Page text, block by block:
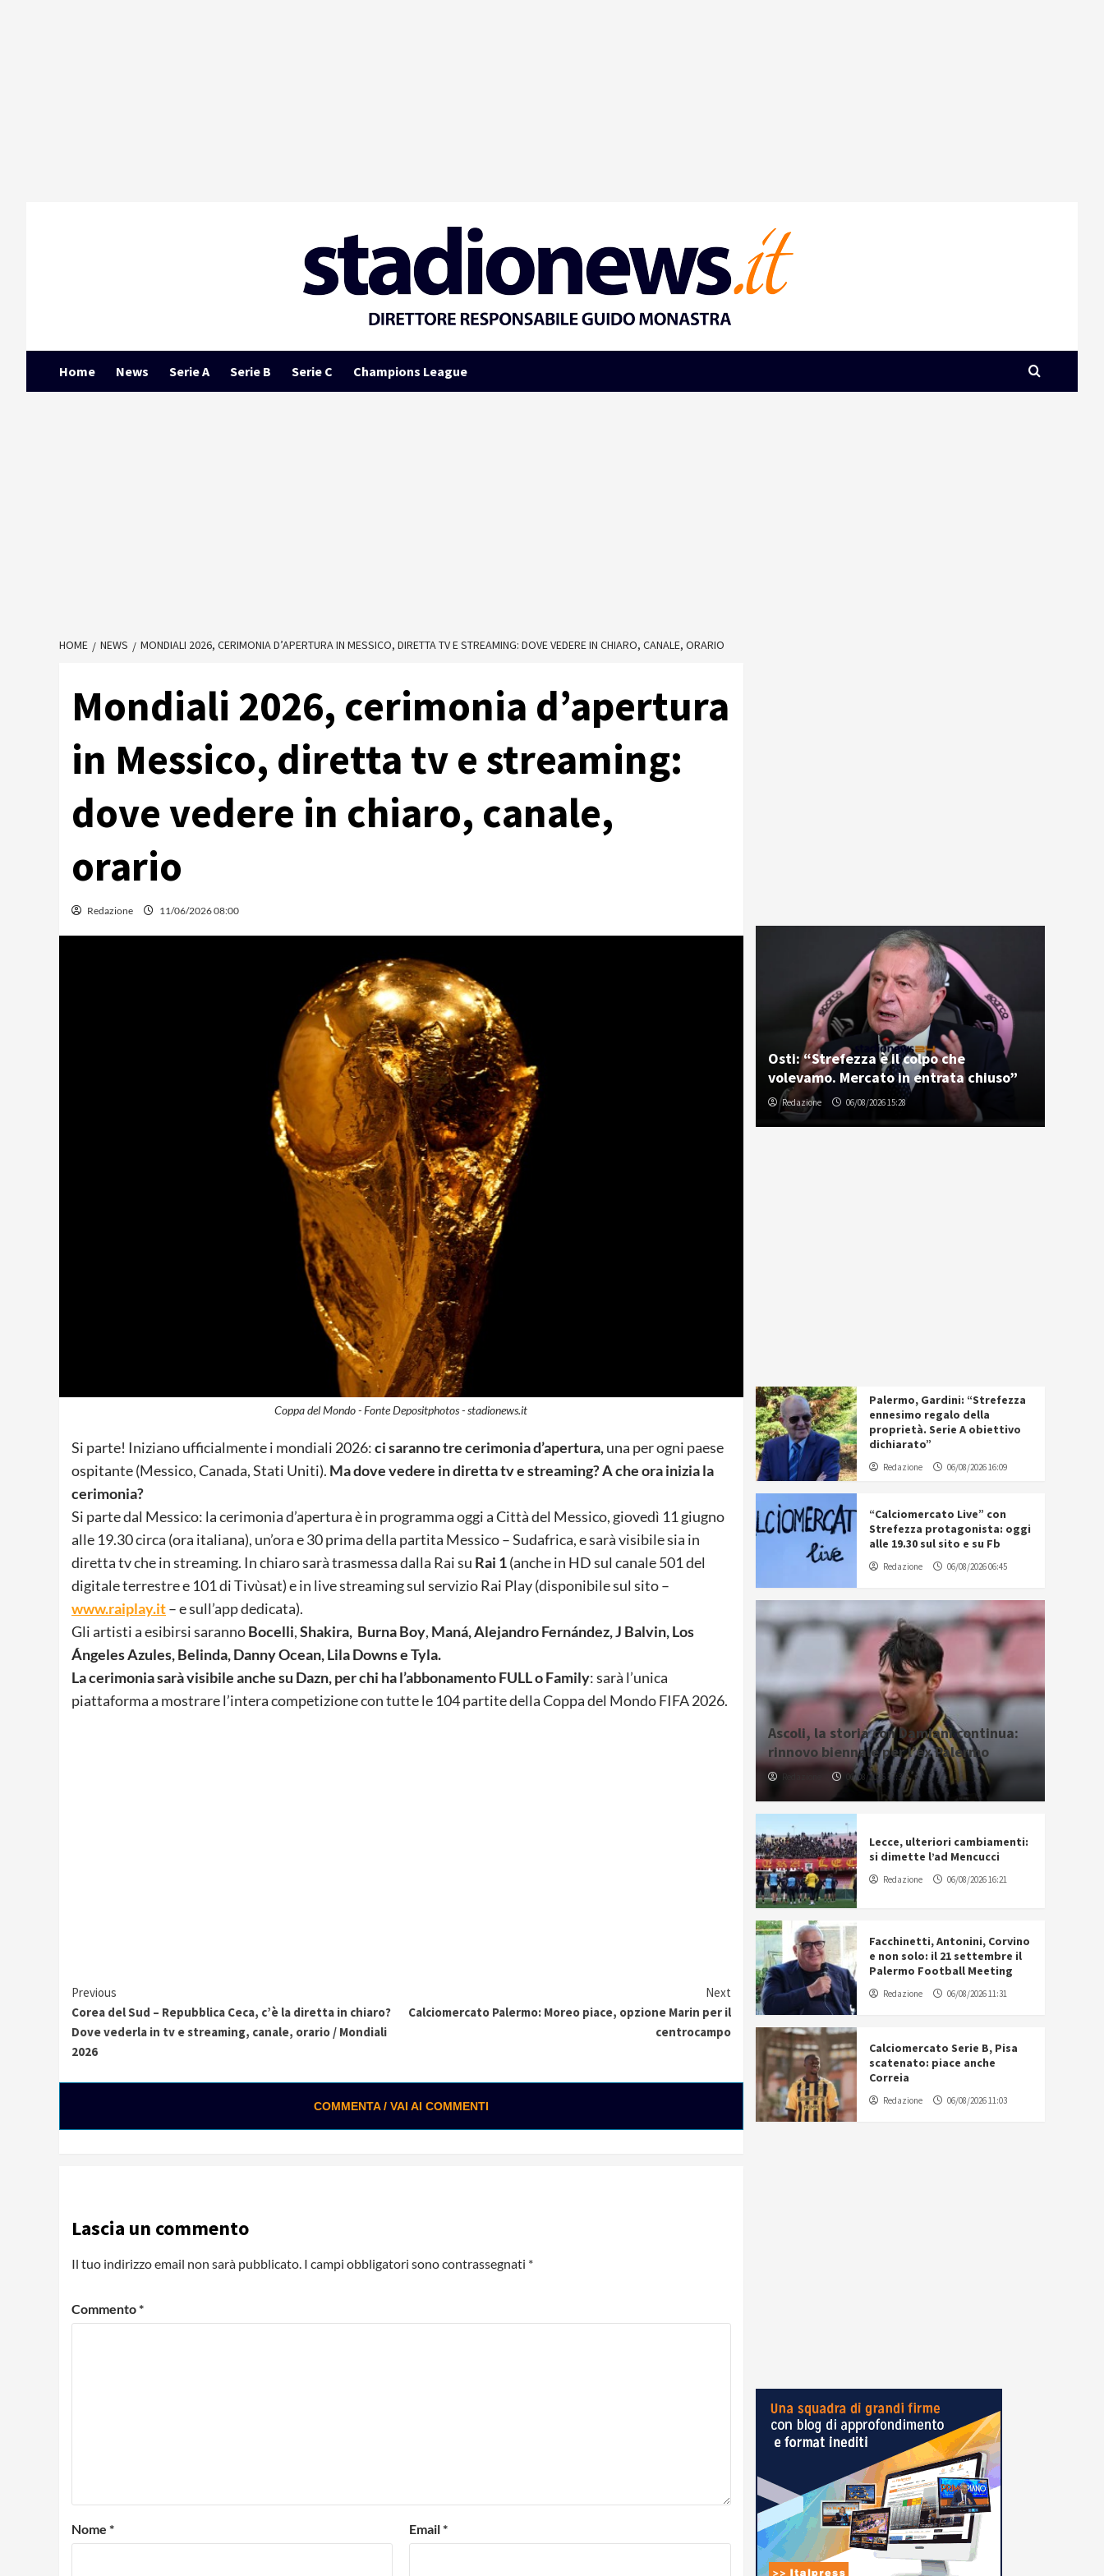
Home News Serie A Serie B Serie C Champions League
HOME NEWS MONDIALI 2026, CERIMONIA D’APERTURA IN MESSICO, DIRETTA TV E STREAMING: DOVE VEDERE IN CHIARO, CANALE, ORARIO
Mondiali 2026, cerimonia d’apertura
in Messico, diretta tv e streaming:
dove vedere in chiaro, canale,
orario
Redazione 11/06/2026 08:00
Coppa del Mondo - Fonte Depositphotos - stadionews.it
Si parte! Iniziano ufficialmente i mondiali 2026:ci saranno trecerimonia d’apertura,una per ogni paese
ospitante (Messico, Canada, Stati Uniti). Ma dove vedere in diretta tv e streaming? A che ora inizia la
cerimonia?
Si parte dal Messico: la cerimonia d’apertura è in programma oggi a Città del Messico, giovedì 11 giugno
alle 19.30 circa (ora italiana), un’ora e 30 prima della partita Messico – Sudafrica, e sarà visibile sia in
diretta tv che in streaming. In chiaro sarà trasmessa dalla Rai su Rai 1(anche in HD sul canale 501 del
digitale terrestre e 101 di Tivùsat) e in live streaming sul servizio Rai Play (disponibile sul sito –
www.raiplay.it– e sull’app dedicata).
Gli artisti a esibirsi sarannoBocelli,Shakira, Burna Boy, Maná, Alejandro Fernández, J Balvin, Los
Ángeles Azules, Belinda, Danny Ocean, Lila Downs e Tyla.
La cerimonia sarà visibile anche su Dazn, per chi ha l’abbonamento FULL o Family: sarà l’unica
piattaforma a mostrare l’intera competizione con tutte le 104 partite della Coppa del Mondo FIFA 2026.
Continue
Reading
Previous
Corea del Sud – Repubblica Ceca, c’è la diretta in chiaro?
Dove vederla in tv e streaming, canale, orario / Mondiali
2026
Next
Calciomercato Palermo: Moreo piace, opzione Marin per il
centrocampo
COMMENTA / VAI AI COMMENTI
0:02 / 0:28
Lascia un commento
Il tuo indirizzo email non sarà pubblicato. I campi obbligatori sono contrassegnati *
Commento*
Nome * Email*
Osti: “Strefezza è il colpo che
volevamo. Mercato in entrata chiuso”
Redazione 06/08/2026 15:28
Palermo, Gardini: “Strefezza
ennesimo regalo della
proprietà. Serie A obiettivo
dichiarato”
Redazione 06/08/2026 16:09
“Calciomercato Live” con
Strefezza protagonista: oggi
alle 19.30 sul sito e su Fb
Redazione 06/08/2026 06:45
Ascoli, la storia con Damiani continua:
rinnovo biennale per l’ex Palermo
06/08/2026 17:37
Lecce, ulteriori cambiamenti:
si dimette l’ad Mencucci
Redazione 06/08/2026 16:21
Facchinetti, Antonini, Corvino
e non solo: il 21 settembre il
Palermo Football Meeting
Redazione 06/08/2026 11:31
Calciomercato Serie B, Pisa
scatenato: piace anche
Correia
Redazione 06/08/2026 11:03